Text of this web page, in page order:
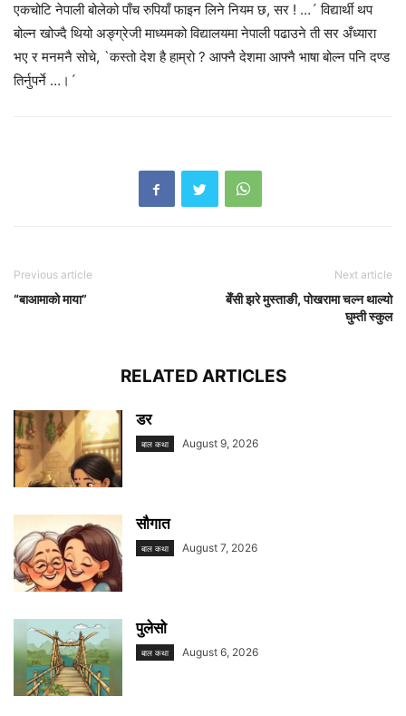
एकचोटि नेपाली बोलेको पाँच रुपियाँ फाइन लिने नियम छ, सर ! …´ विद्यार्थी थप
बोल्न खोज्दै थियो अङ्ग्रेजी माध्यमको विद्यालयमा नेपाली पढाउने ती सर अँध्यारा
भए र मनमनै सोचे, `कस्तो देश है हाम्रो ? आफ्नै देशमा आफ्नै भाषा बोल्न पनि दण्ड
तिर्नुपर्ने …।´
Previous article
“बाआमाकाे माया”
Next article
बेँसी झरे मुस्ताङी, पोखरामा चल्न थाल्यो
घुम्ती स्कुल
RELATED ARTICLES
डर
बाल कथा August 9, 2026
सौगात
बाल कथा August 7, 2026
पुलेसो
बाल कथा August 6, 2026